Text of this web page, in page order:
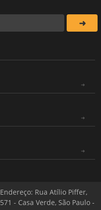
Endereço: Rua Atílio Piffer,
571 - Casa Verde, São Paulo -